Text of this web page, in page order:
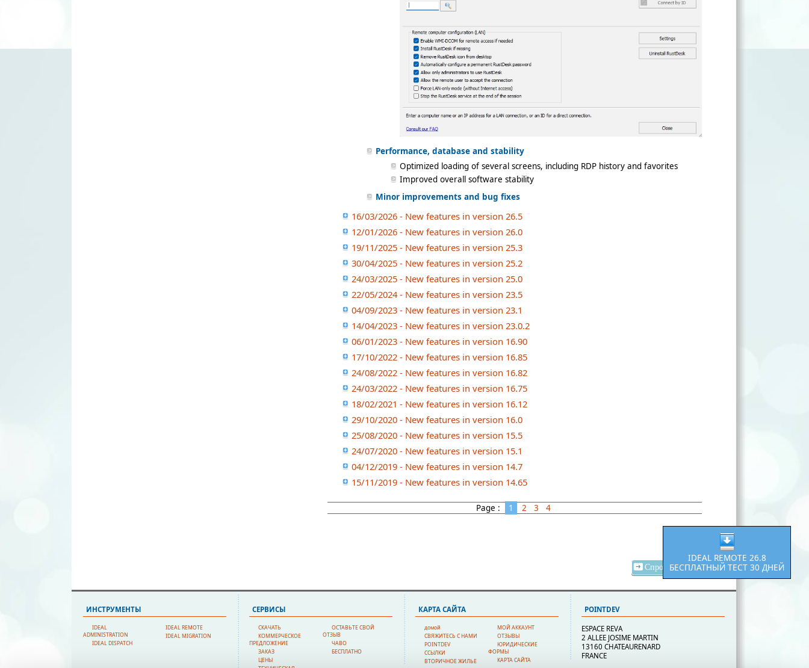
Performance, database and stability
Optimized loading of several screens, including RDP history and favorites
Improved overall software stability
Minor improvements and bug fixes
16/03/2026 - New features in version 26.5
12/01/2026 - New features in version 26.0
19/11/2025 - New features in version 25.3
30/04/2025 - New features in version 25.2
24/03/2025 - New features in version 25.0
22/05/2024 - New features in version 23.5
04/09/2023 - New features in version 23.1
14/04/2023 - New features in version 23.0.2
06/01/2023 - New features in version 16.90
17/10/2022 - New features in version 16.85
24/08/2022 - New features in version 16.82
24/03/2022 - New features in version 16.75
18/02/2021 - New features in version 16.12
29/10/2020 - New features in version 16.0
25/08/2020 - New features in version 15.5
24/07/2020 - New features in version 15.1
04/12/2019 - New features in version 14.7
15/11/2019 - New features in version 14.65
Page : 1 2 3 4
Спросите цену
IDEAL REMOTE 26.8
БЕСПЛАТНЫЙ ТЕСТ 30 ДНЕЙ
ИНСТРУМЕНТЫ
IDEAL
ADMINISTRATION
IDEAL DISPATCH
IDEAL REMOTE
IDEAL MIGRATION
СЕРВИСЫ
СКАЧАТЬ
КОММЕРЧЕСКОЕ
ПРЕДЛОЖЕНИЕ
ЗАКАЗ
ЦЕНЫ
ОСТАВЬТЕ СВОЙ
ОТЗЫВ
ЧАВО
БЕСПЛАТНО
КAPTA CAЙTA
домой
СВЯЖИТЕСЬ С НАМИ
POINTDEV
ССЫЛКИ
ВТОРИЧНОЕ ЖИЛЬЕ
МОЙ АККАУНТ
ОТЗЫВЫ
ЮРИДИЧЕСКИЕ
ФОРМЫ
КAPTA CAЙTA
POINTDEV
ESPACE REVA
2 ALLEE JOSIME MARTIN
13160 CHATEAURENARD
FRANCE